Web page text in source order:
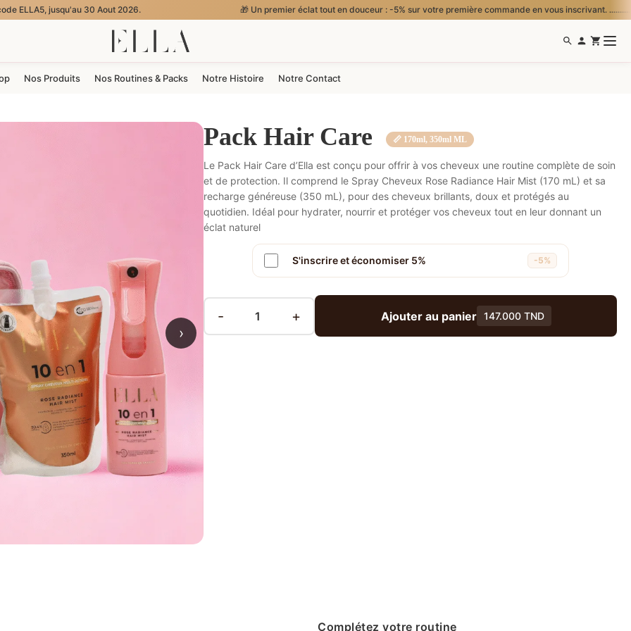
30 Aout 2026. 🎁 Un premier éclat tout en douceur : -5% sur votre première commande en vous inscrivant. ............
Nos Produits Nos Routines & Packs Notre Histoire Notre Contact
›
Pack Hair Care 📏 170ml, 350ml ML
Le Pack Hair Care d’Ella est conçu pour offrir à vos cheveux une routine complète de soin
et de protection. Il comprend le Spray Cheveux Rose Radiance Hair Mist (170 mL) et sa
recharge généreuse (350 mL), pour des cheveux brillants, doux et protégés au
quotidien. Idéal pour hydrater, nourrir et protéger vos cheveux tout en leur donnant un
éclat naturel
S'inscrire et économiser 5% -5%
- + Ajouter au panier 147.000 TND
Complétez votre routine